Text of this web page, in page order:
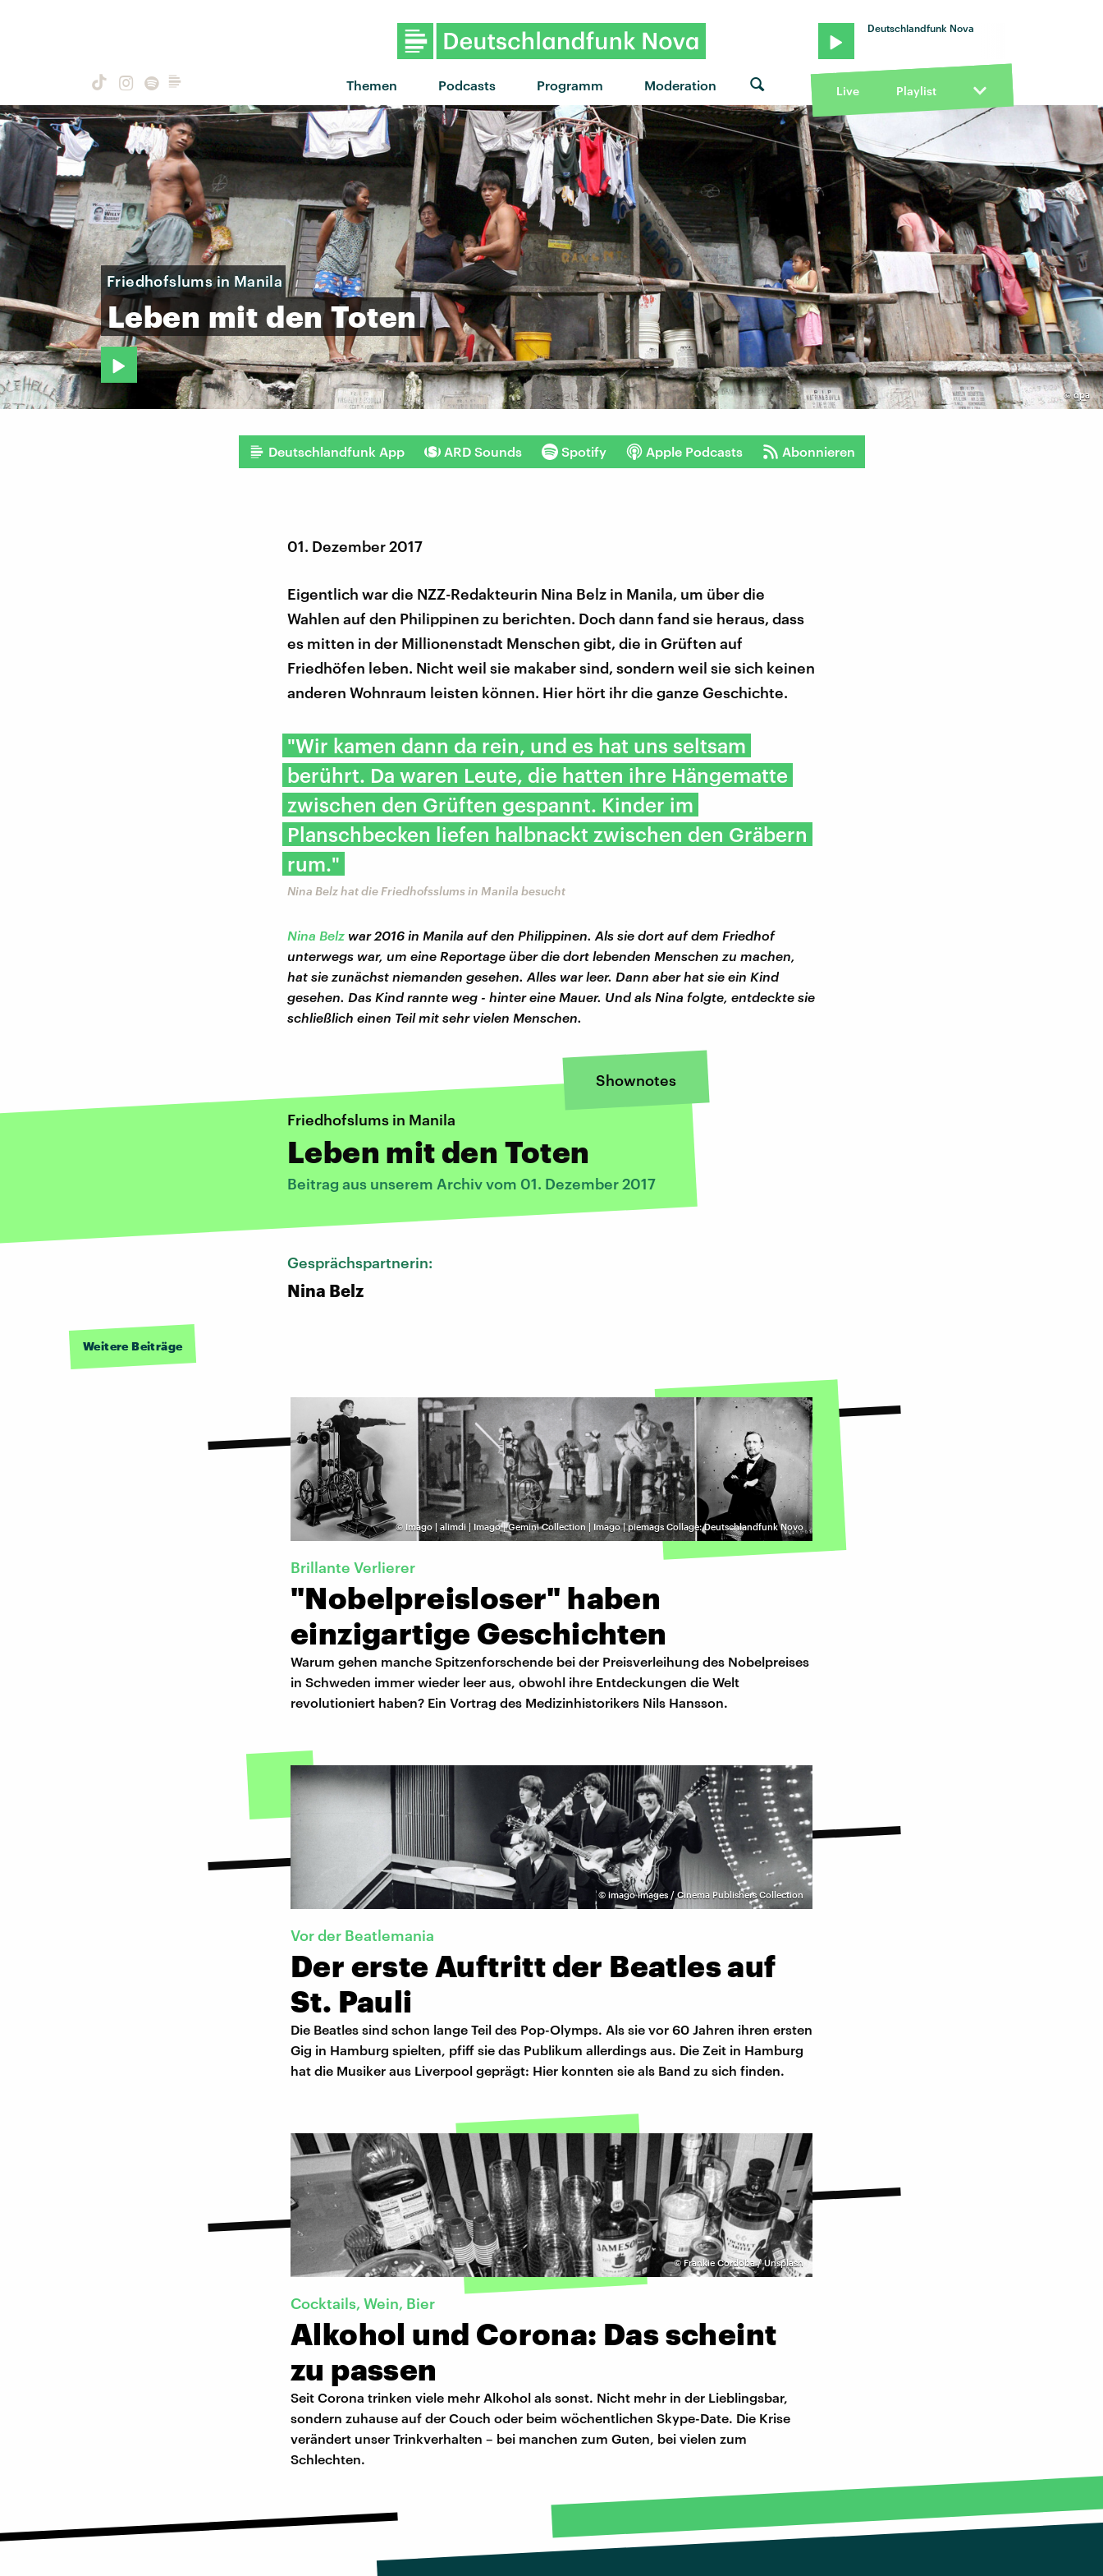
Themen Podcasts Programm Moderation
Deutschlandfunk Nova
Live Playlist
©dpa
Friedhofslums in Manila
Leben mit den Toten
Deutschlandfunk App ARD Sounds Spotify Apple Podcasts Abonnieren
01. Dezember 2017
Eigentlich war die NZZ-Redakteurin Nina Belz in Manila, um über die
Wahlen auf den Philippinen zu berichten. Doch dann fand sie heraus, dass
es mitten in der Millionenstadt Menschen gibt, die in Grüften auf
Friedhöfen leben. Nicht weil sie makaber sind, sondern weil sie sich keinen
anderen Wohnraum leisten können. Hier hört ihr die ganze Geschichte.
"Wir kamen dann da rein, und es hat uns seltsam
berührt. Da waren Leute, die hatten ihre Hängematte
zwischen den Grüften gespannt. Kinder im
Planschbecken liefen halbnackt zwischen den Gräbern
rum."
Nina Belz hat die Friedhofsslums in Manila besucht
Nina Belz war 2016 in Manila auf den Philippinen. Als sie dort auf dem Friedhof
unterwegs war, um eine Reportage über die dort lebenden Menschen zu machen,
hat sie zunächst niemanden gesehen. Alles war leer. Dann aber hat sie ein Kind
gesehen. Das Kind rannte weg - hinter eine Mauer. Und als Nina folgte, entdeckte sie
schließlich einen Teil mit sehr vielen Menschen.
Shownotes
Friedhofslums in Manila
Leben mit den Toten
Beitrag aus unserem Archiv vom 01. Dezember 2017
Gesprächspartnerin:
Nina Belz
Weitere Beiträge
© Imago | alimdi | Imago | Gemini Collection | Imago | piemags Collage: Deutschlandfunk Novo
Brillante Verlierer
"Nobelpreisloser" haben
einzigartige Geschichten
Warum gehen manche Spitzenforschende bei der Preisverleihung des Nobelpreises
in Schweden immer wieder leer aus, obwohl ihre Entdeckungen die Welt
revolutioniert haben? Ein Vortrag des Medizinhistorikers Nils Hansson.
© imago images / Cinema Publishers Collection
Vor der Beatlemania
Der erste Auftritt der Beatles auf
St. Pauli
Die Beatles sind schon lange Teil des Pop-Olymps. Als sie vor 60 Jahren ihren ersten
Gig in Hamburg spielten, pfiff sie das Publikum allerdings aus. Die Zeit in Hamburg
hat die Musiker aus Liverpool geprägt: Hier konnten sie als Band zu sich finden.
©Frankie Cordoba / Unsplash
Cocktails, Wein, Bier
Alkohol und Corona: Das scheint
zu passen
Seit Corona trinken viele mehr Alkohol als sonst. Nicht mehr in der Lieblingsbar,
sondern zuhause auf der Couch oder beim wöchentlichen Skype-Date. Die Krise
verändert unser Trinkverhalten – bei manchen zum Guten, bei vielen zum
Schlechten.